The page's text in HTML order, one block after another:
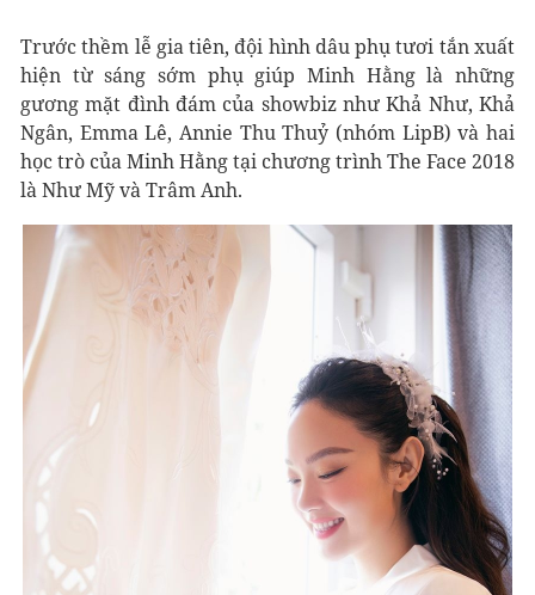
Trước thềm lễ gia tiên, đội hình dâu phụ tươi tắn xuất
hiện từ sáng sớm phụ giúp Minh Hằng là những
gương mặt đình đám của showbiz như Khả Như, Khả
Ngân, Emma Lê, Annie Thu Thuỷ (nhóm LipB) và hai
học trò của Minh Hằng tại chương trình The Face 2018
là Như Mỹ và Trâm Anh.